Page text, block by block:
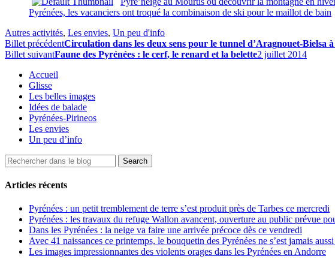
Pyrénées, les vacanciers ont troqué la combinaison de ski pour le maillot de bain
Autres activités, Les envies, Un peu d'info
Billet précédentCirculation dans les deux sens pour le tunnel d’Aragnouet-Bielsa
Billet suivantFaune des Pyrénées : le cerf, le renard et la belette2 juillet 2014
Accueil
Glisse
Les belles images
Idées de balade
Pyrénées-Pirineos
Les envies
Un peu d’info
Articles récents
Pyrénées : un petit tremblement de terre s’est produit près de Tarbes ce mercredi
Pyrénées : les travaux du refuge Wallon avancent, ouverture au public prévue
Dans les Pyrénées : la neige va faire une arrivée précoce dès ce vendredi
Avec 41 naissances ce printemps, le bouquetin des Pyrénées ne s’est jamais
Les images impressionnantes des violents orages dans les Pyrénées en Andorre